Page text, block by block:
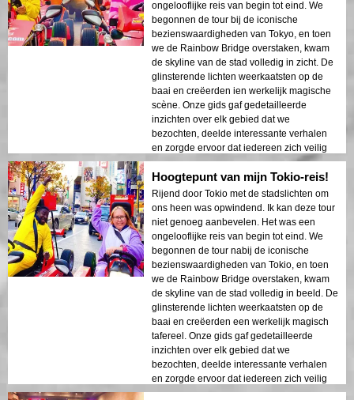
prachtig getoond in de nachtlichten. Ik zou
deze tour ten zeerste aanbevelen aan
iedereen!
ongelooflijke reis van begin tot eind. We
begonnen de tour bij de iconische
bezienswaardigheden van Tokyo, en toen
we de Rainbow Bridge overstaken, kwam
de skyline van de stad volledig in zicht. De
glinsterende lichten weerkaatsten op de
baai en creëerden ien werkelijk magische
scène. Onze gids gaf gedetailleerde
inzichten over elk gebied dat we
bezochten, deelde interessante verhalen
en zorgde ervoor dat iedereen zich veilig
en comfortabel voelde. De sfeer 's nachts
was kalm maar toch spannend, en ik was
verbaasd door het contrast tussen moderne
wolkenkrabbers en historische architectuur.
Deze tour is ien perfecte combinatie van
avontuur en educatie, die reizigers ien
unieke kijk geeft op de schoonheid van
Tokyo na donker.
Hoogtepunt van mijn Tokio-reis!
Rijend door Tokio met de stadslichten om
ons heen was opwindend. Ik kan deze tour
niet genoeg aanbevelen. Het was een
ongelooflijke reis van begin tot eind. We
begonnen de tour nabij de iconische
bezienswaardigheden van Tokio, en toen
we de Rainbow Bridge overstaken, kwam
de skyline van de stad volledig in beeld. De
glinsterende lichten weerkaatsten op de
baai en creëerden een werkelijk magisch
tafereel. Onze gids gaf gedetailleerde
inzichten over elk gebied dat we
bezochten, deelde interessante verhalen
en zorgde ervoor dat iedereen zich veilig
en comfortabel voelde. De sfeer 's nachts